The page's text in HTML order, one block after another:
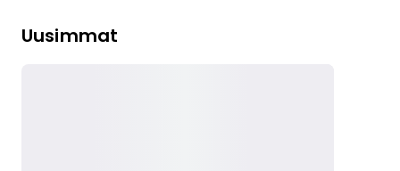
Uusimmat